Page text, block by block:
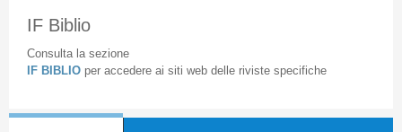
IF Biblio
Consulta la sezione
IF BIBLIO per accedere ai siti web delle riviste specifiche